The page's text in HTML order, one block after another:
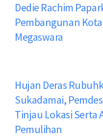
Dedie Rachim
Pembangunan
Megaswara
Hujan Deras
Sukadamai,
Tinjau Lokasi Serta
Pemulihan